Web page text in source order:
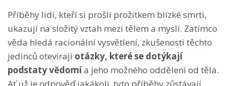
Příběhy lidí, kteří si prošli prožitkem blízké smrti,
ukazují na složitý vztah mezi tělem a myslí. Zatímco
věda hledá racionální vysvětlení, zkušenosti těchto
jedinců otevírají otázky, které se dotýkají
podstaty vědomía jeho možného oddělení od těla.
Ať už je odpověď jakákoli, tyto příběhy zůstávají